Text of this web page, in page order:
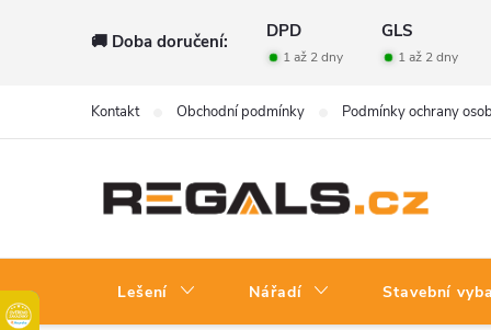
🚚 Doba doručení: DPD GLS
1 až 2 dny 1 až 2 dny
Kontakt Obchodní podmínky Podmínky ochrany
Lešení Nářadí Stavební